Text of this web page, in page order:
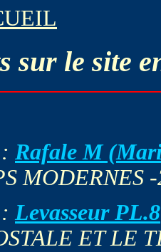
sur le site
Rafale M
MODERNES
Levasseur PL.8
ET LE